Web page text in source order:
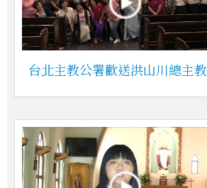
台北主教公署歡送洪山川總主教